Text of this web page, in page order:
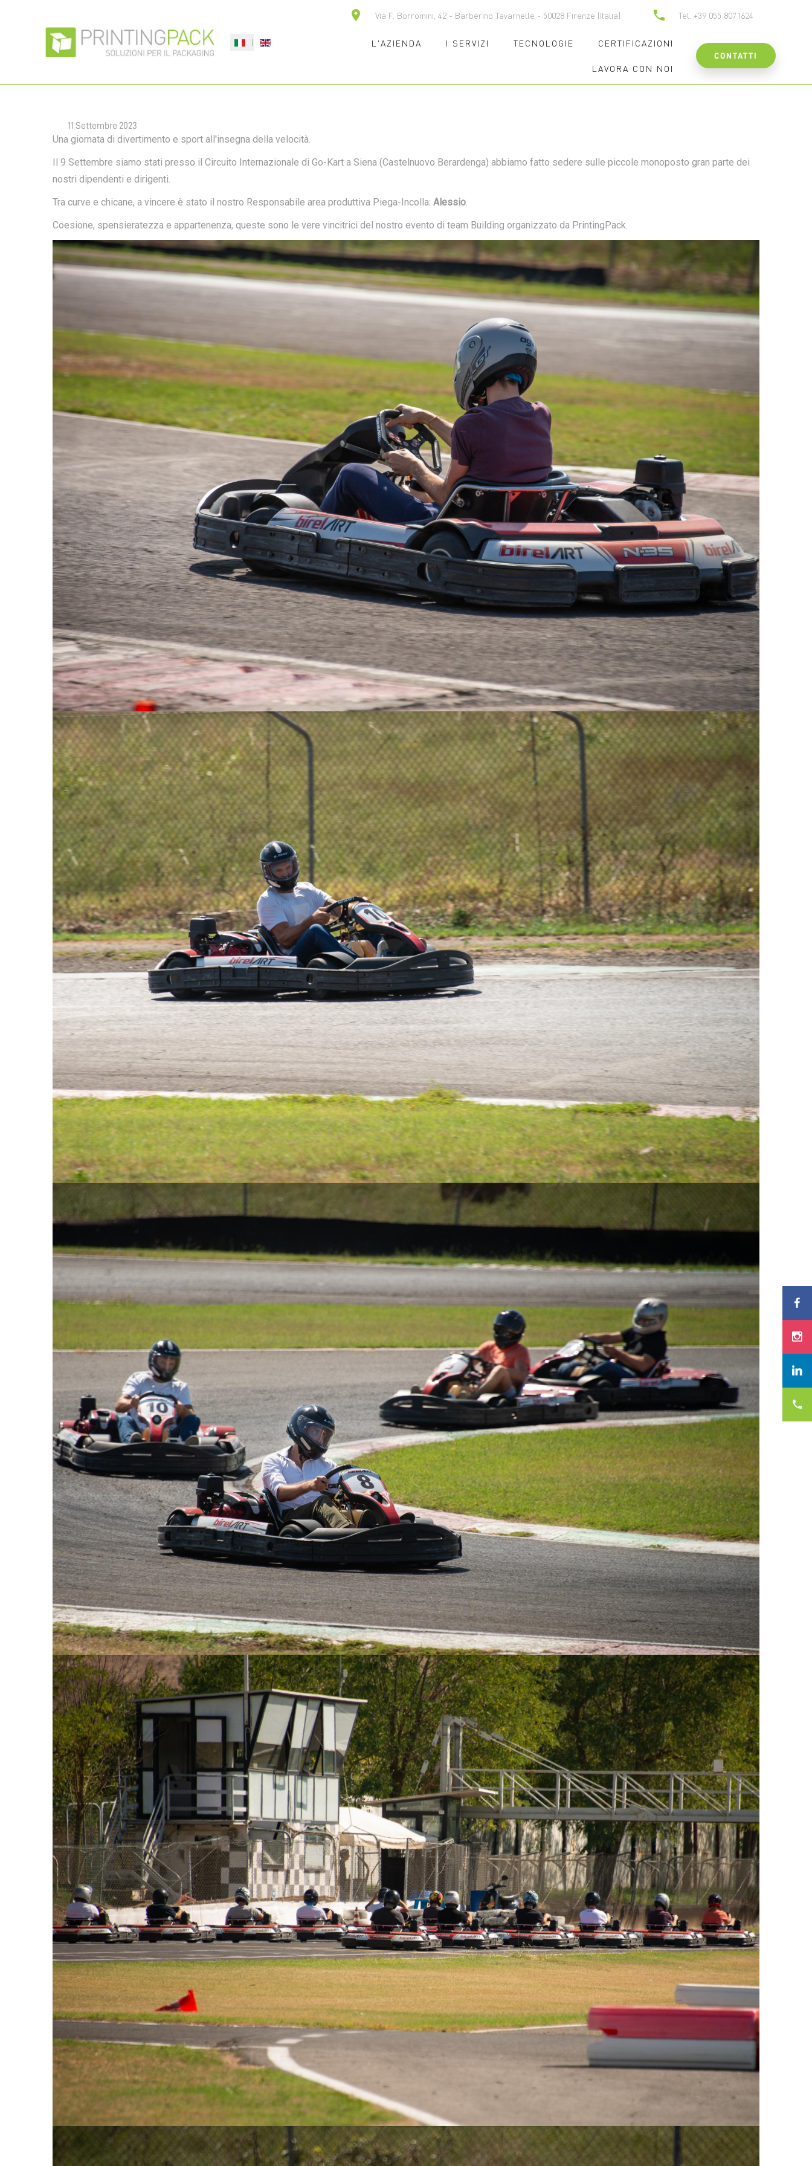
Seleziona la tua lingua
Via F. Borromini, 42 - Barberino Tavarnelle - 50028 Firenze (Italia) Tel. +39 055 8071624
L'AZIENDA I SERVIZI TECNOLOGIE CERTIFICAZIONI
LAVORA CON NOI
CONTATTI
PRINTINGRACE - IL TEAM BUILDING
DI PRINTINGPACK
11 Settembre 2023
Una giornata di divertimento e sport all'insegna della velocità.
Il 9 Settembre siamo stati presso il Circuito Internazionale di Go-Kart a Siena (Castelnuovo Berardenga) abbiamo fatto sedere sulle piccole monoposto gran parte dei
nostri dipendenti e dirigenti.
Tra curve e chicane, a vincere è stato il nostro Responsabile area produttiva Piega-Incolla: Alessio.
Coesione, spensieratezza e appartenenza, queste sono le vere vincitrici del nostro evento di team Building organizzato da PrintingPack.